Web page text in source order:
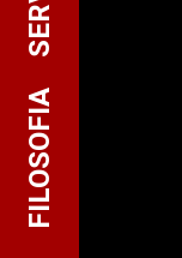
FILOSOFIA